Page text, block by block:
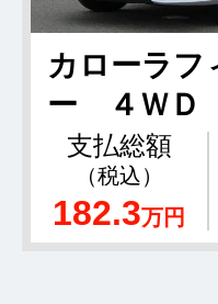
カローラフ
ー ４ＷＤ
支払総額
（税込）
182.3万円